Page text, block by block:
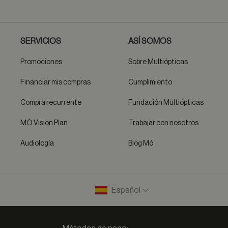
SERVICIOS
Promociones
Financiar mis compras
Compra recurrente
MÓ Vision Plan
Audiología
ASÍ SOMOS
Sobre Multiópticas
Cumplimiento
Fundación Multiópticas
Trabajar con nosotros
Blog Mó
Español